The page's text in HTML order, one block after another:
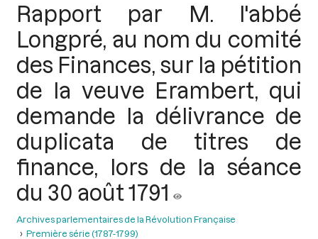
Rapport par M. l'abbé
Longpré, au nom du comité
des Finances, sur la pétition
de la veuve Erambert, qui
demande la délivrance de
duplicata de titres de
finance, lors de la séance
du 30 août 1791
Archives parlementaires de la Révolution Française
Première série (1787-1799)